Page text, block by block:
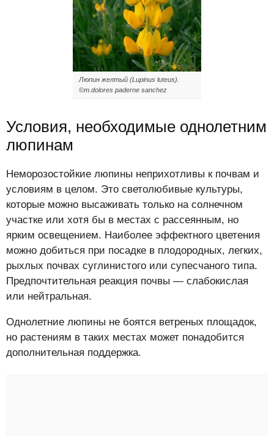
Люпин желтый (Lupinus luteus).
©m.dolores paderne sanchez
Условия, необходимые однолетним
люпинам
Неморозостойкие люпины неприхотливы к почвам и
условиям в целом. Это светолюбивые культуры,
которые можно высаживать только на солнечном
участке или хотя бы в местах с рассеянным, но
ярким освещением. Наиболее эффектного цветения
можно добиться при посадке в плодородных, легких,
рыхлых почвах суглинистого или супесчаного типа.
Предпочтительная реакция почвы — слабокислая
или нейтральная.
Однолетние люпины не боятся ветреных площадок,
но растениям в таких местах может понадобится
дополнительная поддержка.